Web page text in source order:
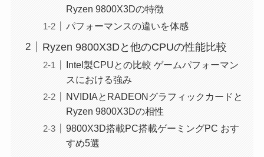
Ryzen 9800X3Dの特徴
パフォーマンスの違いを体感
Ryzen 9800X3Dと他のCPUの性能比較
Intel製CPUとの比較 ゲームパフォーマン
スにおける強み
NVIDIAとRADEONグラフィックカードと
Ryzen 9800X3Dの相性
9800X3D搭載PC搭載ゲーミングPC おす
すめ5選